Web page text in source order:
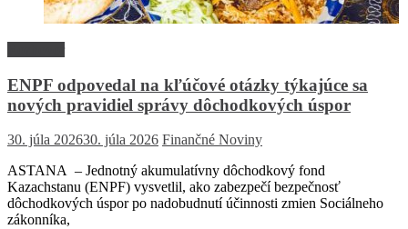
ENPF odpovedal na kľúčové otázky týkajúce sa
nových pravidiel správy dôchodkových úspor
30. júla 202630. júla 2026 Finančné Noviny
ASTANA – Jednotný akumulatívny dôchodkový fond
Kazachstanu (ENPF) vysvetlil, ako zabezpečí bezpečnosť
dôchodkových úspor po nadobudnutí účinnosti zmien Sociálneho
zákonníka,